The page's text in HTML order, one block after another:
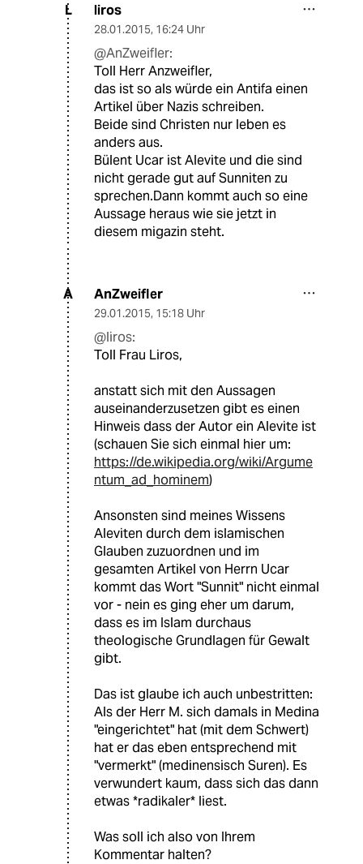
L liros
28.01.2015, 16:24 Uhr
@AnZweifler:
Toll Herr Anzweifler,
das ist so als würde ein Antifa einen
Artikel über Nazis schreiben.
Beide sind Christen nur leben es
anders aus.
Bülent Ucar ist Alevite und die sind
nicht gerade gut auf Sunniten zu
sprechen.Dann kommt auch so eine
Aussage heraus wie sie jetzt in
diesem migazin steht.
A AnZweifler
29.01.2015, 15:18 Uhr
@liros:
Toll Frau Liros,
anstatt sich mit den Aussagen
auseinanderzusetzen gibt es einen
Hinweis dass der Autor ein Alevite ist
(schauen Sie sich einmal hier um:
https://de.wikipedia.org/wiki/Argume
ntum_ad_hominem)
Ansonsten sind meines Wissens
Aleviten durch dem islamischen
Glauben zuzuordnen und im
gesamten Artikel von Herrn Ucar
kommt das Wort "Sunnit" nicht einmal
vor - nein es ging eher um darum,
dass es im Islam durchaus
theologische Grundlagen für Gewalt
gibt.
Das ist glaube ich auch unbestritten:
Als der Herr M. sich damals in Medina
"eingerichtet" hat (mit dem Schwert)
hat er das eben entsprechend mit
"vermerkt" (medinensisch Suren). Es
verwundert kaum, dass sich das dann
etwas *radikaler* liest.
Was soll ich also von Ihrem
Kommentar halten?